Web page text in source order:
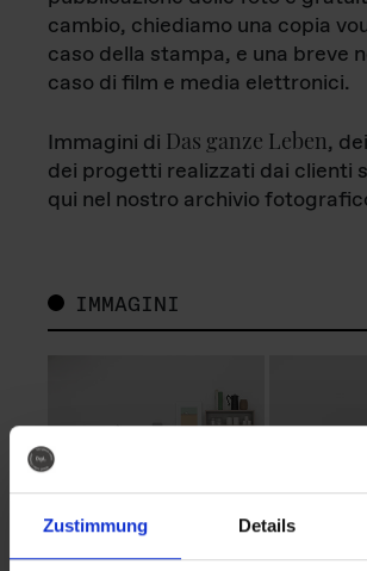
Zustimmung Details
cambio, chiediamo una copia
caso della stampa, e una breve
caso di film e media elettronici.
Immagini di Das ganze Leben,
dei progetti realizzati dai clienti
qui nel nostro archivio
IMMAGINI